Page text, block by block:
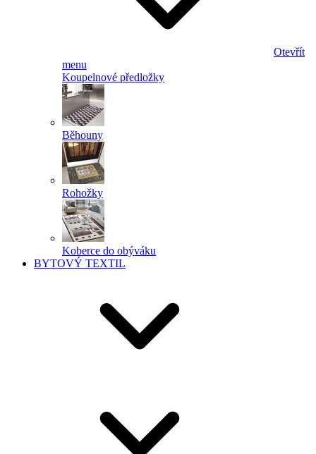
Otevřít
menu
Koupelnové předložky
Běhouny
Rohožky
Koberce do obýváku
BYTOVÝ TEXTIL